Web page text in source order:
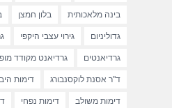
בינה מלאכותית בלון חמצן
גדוליניום גירוי עצבי היקפי
גרדיאנטים גרדיאנט מקודד
ד"ר אסנת לוקסנבורג דימות
דימות משולב דימות נפחי